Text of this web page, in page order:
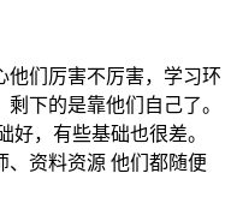
他们厉害不厉害，学习环
下的是靠他们自己了。
好，有些基础也很差。
、资料资源 他们都随便